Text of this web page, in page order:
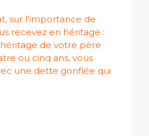
sur l'importance de
recevez en héritage :
de votre père
ou cinq ans, vous
une dette gonflée qui